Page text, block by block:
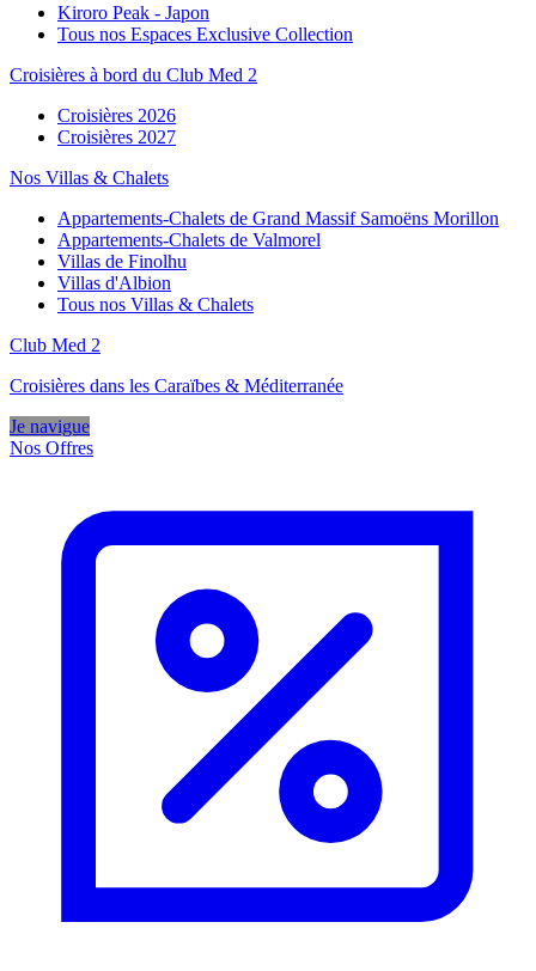
Kiroro Peak - Japon
Tous nos Espaces Exclusive Collection
Croisières à bord du Club Med 2
Croisières 2026
Croisières 2027
Nos Villas & Chalets
Appartements-Chalets de Grand Massif Samoëns Morillon
Appartements-Chalets de Valmorel
Villas de Finolhu
Villas d'Albion
Tous nos Villas & Chalets
Club Med 2
Croisières dans les Caraïbes & Méditerranée
Je navigue
Nos Offres